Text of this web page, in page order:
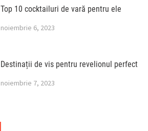
Top 10 cocktailuri de vară pentru ele
noiembrie 6, 2023
Destinații de vis pentru revelionul perfect
noiembrie 7, 2023